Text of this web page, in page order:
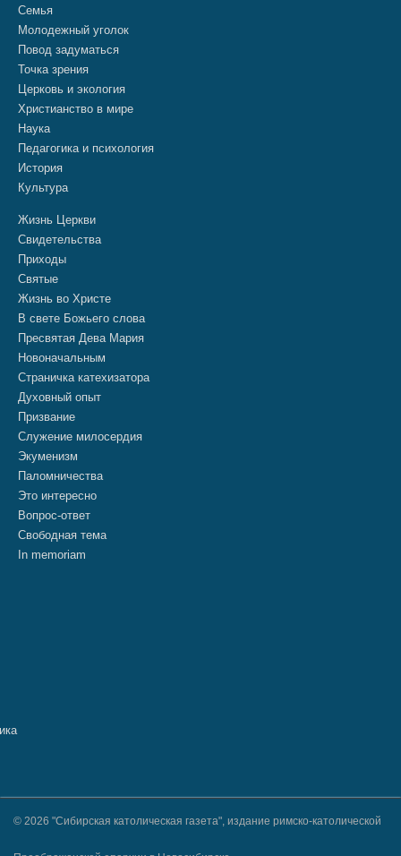
Семья
Молодежный уголок
Повод задуматься
Точка зрения
Церковь и экология
Христианство в мире
Наука
Педагогика и психология
История
Культура
Жизнь Церкви
Свидетельства
Приходы
Святые
Жизнь во Христе
В свете Божьего слова
Пресвятая Дева Мария
Новоначальным
Страничка катехизатора
Духовный опыт
Призвание
Служение милосердия
Экуменизм
Паломничества
Это интересно
Вопрос-ответ
Свободная тема
In memoriam
© 2026 "Сибирская католическая газета", издание римско-католической